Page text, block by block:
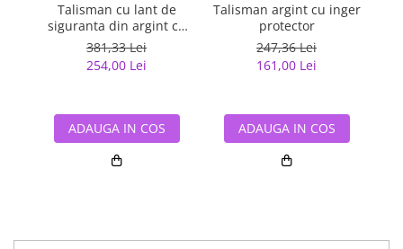
Talisman cu lant de
siguranta din argint cu
inimioara placat cu rodiu
381,33 Lei
254,00 Lei
ADAUGA IN COS
Talisman argint cu inger
protector
247,36 Lei
161,00 Lei
ADAUGA IN COS